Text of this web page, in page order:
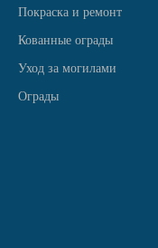
Покраска и ремонт
Кованные ограды
Уход за могилами
Ограды